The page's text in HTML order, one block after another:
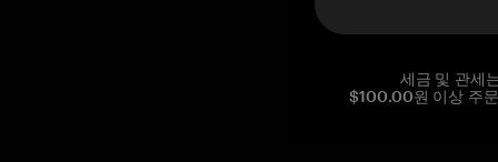
세금 및 관세
$100.00원 이상 주